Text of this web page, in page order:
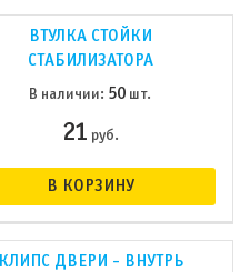
ВТУЛКА СТОЙКИ
СТАБИЛИЗАТОРА
В наличии: 50 шт.
21 руб.
В КОРЗИНУ
КЛИПС ДВЕРИ - ВНУТРЬ